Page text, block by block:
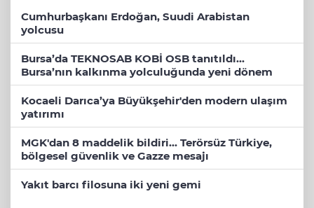
Cumhurbaşkanı Erdoğan, Suudi Arabistan
yolcusu
Bursa’da TEKNOSAB KOBİ OSB tanıtıldı...
Bursa’nın kalkınma yolculuğunda yeni dönem
Kocaeli Darıca’ya Büyükşehir'den modern ulaşım
yatırımı
MGK'dan 8 maddelik bildiri... Terörsüz Türkiye,
bölgesel güvenlik ve Gazze mesajı
Yakıt barcı filosuna iki yeni gemi